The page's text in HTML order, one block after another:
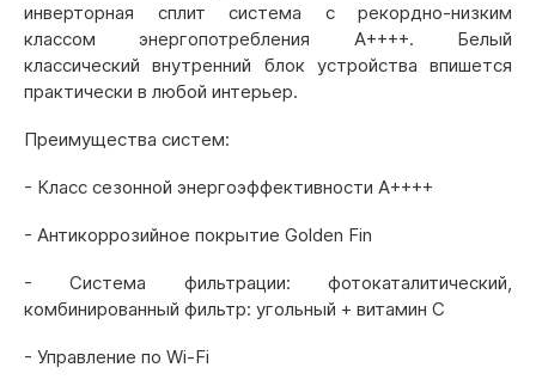
инверторная сплит система с рекордно-низким
классом энергопотребления А++++. Белый
классический внутренний блок устройства впишется
практически в любой интерьер.
Преимущества систем:
- Класс сезонной энергоэффективности А++++
- Антикоррозийное покрытие Golden Fin
- Система фильтрации: фотокаталитический,
комбинированный фильтр: угольный + витамин C
- Управление по Wi-Fi